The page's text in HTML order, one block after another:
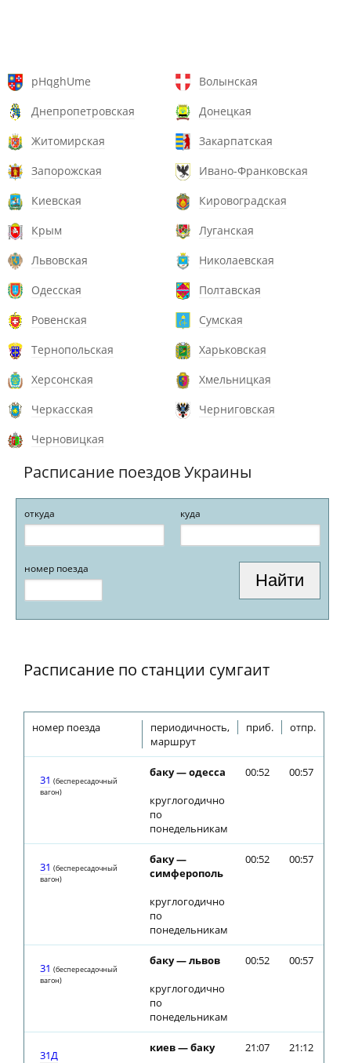
pHqghUme
Волынская
Днепропетровская
Донецкая
Житомирская
Закарпатская
Запорожская
Ивано-Франковская
Киевская
Кировоградская
Крым
Луганская
Львовская
Николаевская
Одесская
Полтавская
Ровенская
Сумская
Тернопольская
Харьковская
Херсонская
Хмельницкая
Черкасская
Черниговская
Черновицкая
Расписание поездов Украины
откуда куда
номер поезда
Расписание по станции сумгаит
номер поезда
периодичность,
маршрут
приб. отпр.
31 (беспересадочный
вагон)
баку — одесса
круглогодично
по
понедельникам
00:52 00:57
31 (беспересадочный
вагон)
баку —
симферополь
круглогодично
по
понедельникам
00:52 00:57
31 (беспересадочный
вагон)
баку — львов
круглогодично
по
понедельникам
00:52 00:57
31Д
киев — баку
21:07 21:12